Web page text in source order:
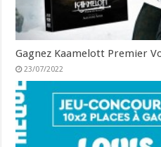
Gagnez Kaamelott Premier
23/07/2022